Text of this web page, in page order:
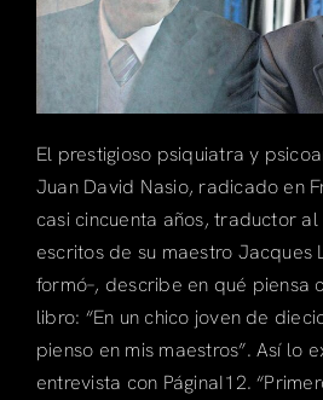
El prestigioso psiquiatra y
Juan David Nasio, radicado en
casi cincuenta años, traductor
escritos de su maestro Jacques
formó–, describe en qué piensa
libro: “En un chico joven de
pienso en mis maestros”. Así lo
entrevista con PáginaI12.